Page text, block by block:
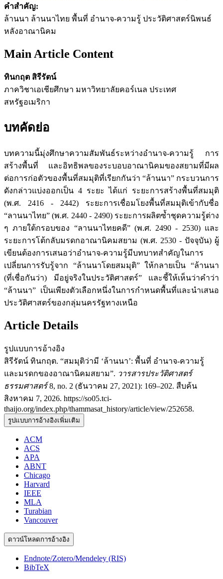
คำสำคัญ:
ล้านนา ล้านนาไทย พื้นที่ อำนาจ-ความรู้ ประวัติศาสตร์นิพนธ์
หลังอาณานิคม
Main Article Content
ทินกฤต สิรีรัตน์
ภาควิชาเอเชียศึกษา มหาวิทยาลัยคอร์เนล ประเทศ
สหรัฐอเมริกา
บทคัดย่อ
บทความนี้มุ่งศึกษาความสัมพันธ์ระหว่างอำนาจ-ความรู้ การ
สร้างพื้นที่ และอิทธิพลของระบอบอาณานิคมของสยามที่มีผล
ต่อการก่อตัวของพื้นที่สมมุติที่เรียกกันว่า “ล้านนา” กระบวนการ
ดังกล่าวแบ่งออกเป็น 4 ระยะ ได้แก่ ระยะการสร้างพื้นที่สมมุติ
(พ.ศ. 2416 - 2442) ระยะการเชื่อมโยงพื้นที่สมมุติเข้ากับชื่อ
“ลานนาไทย” (พ.ศ. 2440 - 2490) ระยะการผลิตซ้ำชุดความรู้ต่าง
ๆ ภายใต้กรอบของ “ลานนาไทยคดี” (พ.ศ. 2490 - 2530) และ
ระยะการโต้กลับมรดกอาณานิคมสยาม (พ.ศ. 2530 - ปัจจุบัน) ผู้
เขียนต้องการเสนอว่าอำนาจ-ความรู้มีบทบาทสำคัญในการ
เปลี่ยนการรับรู้จาก “ล้านนาโดยสมมุติ” ให้กลายเป็น “ล้านนา
(ที่เชื่อกันว่า) มีอยู่จริงในประวัติศาสตร์” และชี้ให้เห็นว่าคำว่า
“ล้านนา” เป็นเพียงตัวเลือกหนึ่งในการกำหนดพื้นที่และนำเสนอ
ประวัติศาสตร์ของกลุ่มนครรัฐทางเหนือ
Article Details
รูปแบบการอ้างอิง
สิรีรัตน์ ทินกฤต. “สมมุติว่ามี ‘ล้านนา’: พื้นที่ อำนาจ-ความรู้
และมรดกของอาณานิคมสยาม”. วารสารประวัติศาสตร์
ธรรมศาสตร์8, no. 2 (ธันวาคม 27, 2021): 169–202. สืบค้น
สิงหาคม 7, 2026. https://so05.tci-
thaijo.org/index.php/thammasat_history/article/view/252658.
รูปแบบการอ้างอิงเพิ่มเติม
ACM
ACS
APA
ABNT
Chicago
Harvard
IEEE
MLA
Turabian
Vancouver
ดาวน์โหลดการอ้างอิง
Endnote/Zotero/Mendeley (RIS)
BibTeX